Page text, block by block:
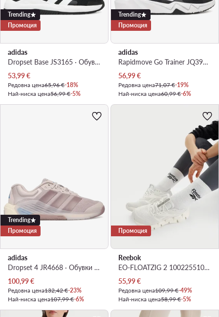
Trending
Промоция
adidas
Dropset Base JS3165 · Обувки за фитнес зала
Актуална цена
53,99€
Редовна цена65,96 €-18%
Най-ниска цена56,99 €-5%
Trending
Промоция
adidas
Rapidmove Go Trainer JQ3953 · Обувки за фитнес зала
Актуална цена
56,99€
Редовна цена71,07 €-19%
Най-ниска цена60,99 €-6%
Trending
Промоция
adidas
Dropset 4 JR4668 · Обувки за фитнес зала
Актуална цена
100,99€
Редовна цена132,42 €-23%
Най-ниска цена107,99 €-6%
Промоция
Reebok
EO-FLOATZIG 2 100225510 · Маратонки за бягане
Актуална цена
55,99€
Редовна цена109,99 €-49%
Най-ниска цена58,99 €-5%